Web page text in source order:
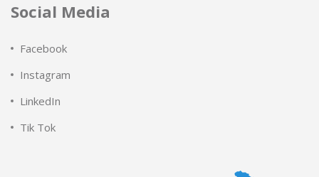
Social Media
Facebook
Instagram
LinkedIn
Tik Tok